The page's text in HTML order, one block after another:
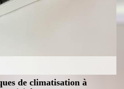
de climatisation à